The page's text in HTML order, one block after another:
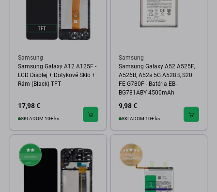
Samsung
Samsung Galaxy A12 A125F -
LCD Displej + Dotykové Sklo +
Rám (Black) TFT
17,98 €
SKLADOM 10+ ks
Samsung
Samsung Galaxy A52 A525F,
A526B, A52s 5G A528B, S20
FE G780F - Batéria EB-
BG781ABY 4500mAh
9,98 €
SKLADOM 10+ ks